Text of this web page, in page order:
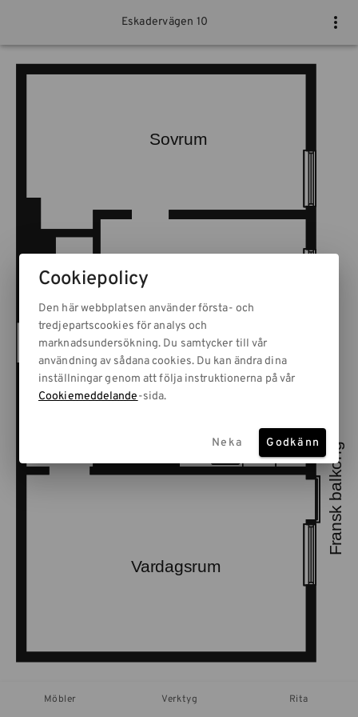
Eskadervägen 10
Möbler Verktyg Rita
Cookiepolicy
Den här webbplatsen använder första- och
tredjepartscookies för analys och
marknadsundersökning. Du samtycker till vår
användning av sådana cookies. Du kan ändra dina
inställningar genom att följa instruktionerna på vår
Cookiemeddelande-sida.
Neka Godkänn